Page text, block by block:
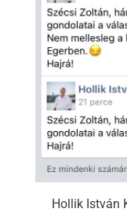
Hollik István